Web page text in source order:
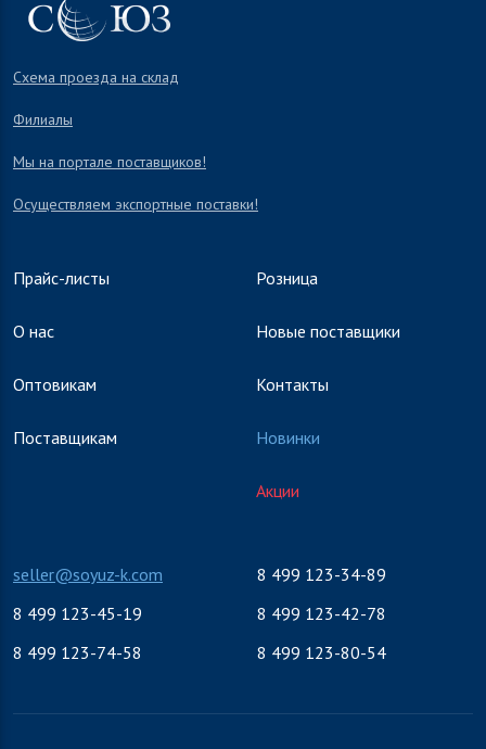
Схема проезда на склад
Филиалы
Мы на портале поставщиков!
Осуществляем экспортные поставки!
Прайс-листы
О нас
Оптовикам
Поставщикам
Розница
Новые поставщики
Контакты
Новинки
Акции
seller@soyuz-k.com
8 499 123-34-89
8 499 123-45-19
8 499 123-42-78
8 499 123-74-58
8 499 123-80-54